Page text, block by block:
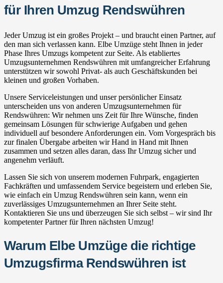
für Ihren Umzug Rendswühren
Jeder Umzug ist ein großes Projekt – und braucht einen Partner, auf
den man sich verlassen kann. Elbe Umzüge steht Ihnen in jeder
Phase Ihres Umzugs kompetent zur Seite. Als etabliertes
Umzugsunternehmen Rendswühren mit umfangreicher Erfahrung
unterstützen wir sowohl Privat- als auch Geschäftskunden bei
kleinen und großen Vorhaben.
Unsere Serviceleistungen und unser persönlicher Einsatz
unterscheiden uns von anderen Umzugsunternehmen für
Rendswühren: Wir nehmen uns Zeit für Ihre Wünsche, finden
gemeinsam Lösungen für schwierige Aufgaben und gehen
individuell auf besondere Anforderungen ein. Vom Vorgespräch bis
zur finalen Übergabe arbeiten wir Hand in Hand mit Ihnen
zusammen und setzen alles daran, dass Ihr Umzug sicher und
angenehm verläuft.
Lassen Sie sich von unserem modernen Fuhrpark, engagierten
Fachkräften und umfassendem Service begeistern und erleben Sie,
wie einfach ein Umzug Rendswühren sein kann, wenn ein
zuverlässiges Umzugsunternehmen an Ihrer Seite steht.
Kontaktieren Sie uns und überzeugen Sie sich selbst – wir sind Ihr
kompetenter Partner für Ihren nächsten Umzug!
Warum Elbe Umzüge die richtige
Umzugsfirma Rendswühren ist